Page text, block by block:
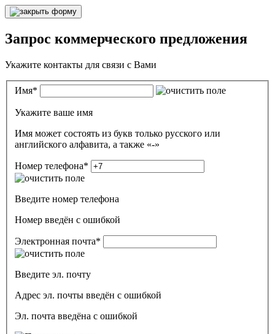
Запрос коммерческого предложения
Укажите контакты для связи с Вами
Имя*
Укажите ваше имя
Имя может состоять из букв только русского или
английского алфавита, а также «-»
Номер телефона*
Введите номер телефона
Номер введён c ошибкой
Электронная почта*
Введите эл. почту
Адрес эл. почты введён с ошибкой
Эл. почта введёна с ошибкой